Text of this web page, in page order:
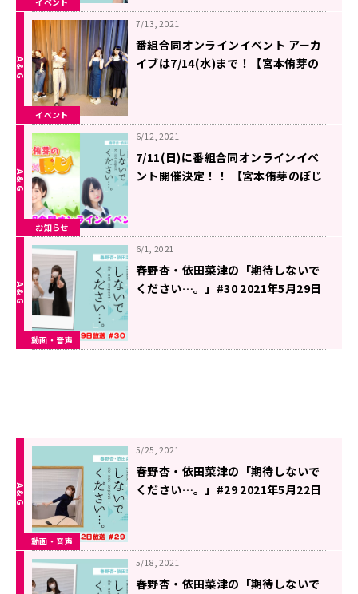
イベント
7/13, 2021
番組合同オンラインイベント アーカ
イブは7/14(水)まで！【宮本侑芽の
お知らせ
6/12, 2021
7/11(日)に番組合同オンラインイベ
ント開催決定！！ 【宮本侑芽のぽじ
動画・音声
6/1, 2021
春野杏・依田菜津の「期待しないで
ください…。」#30 2021年5月29日
動画・音声
5/25, 2021
春野杏・依田菜津の「期待しないで
ください…。」#29 2021年5月22日
5/18, 2021
春野杏・依田菜津の「期待しないで